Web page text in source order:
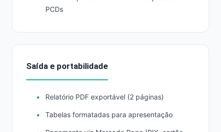
PCDs
Saída e portabilidade
Relatório PDF exportável (2 páginas)
Tabelas formatadas para apresentação